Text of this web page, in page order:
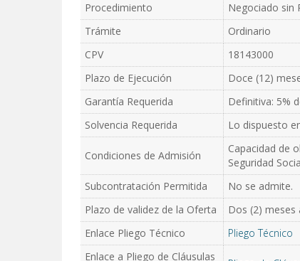
Procedimiento
Negociado sin
Trámite
Ordinario
CPV
18143000
Plazo de Ejecución
Doce (12)
Garantía Requerida
Definitiva: 5%
Solvencia Requerida
Lo dispuesto
Condiciones de Admisión
Capacidad de
Seguridad
Subcontratación Permitida
No se admite.
Plazo de validez de la Oferta
Dos (2) meses
Enlace Pliego Técnico
Pliego Técnico
Enlace a Pliego de Cláusulas